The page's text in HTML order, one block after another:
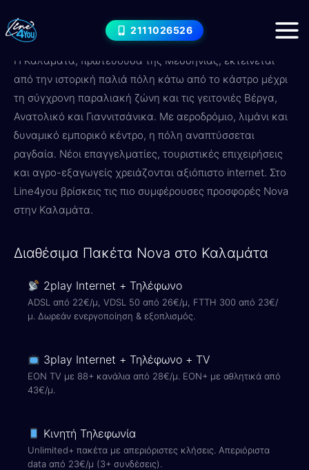
στο
περιεχόμενο
2111026526
Internet στο Καλαμάτα — Nova
Πακέτα & Τιμές 2026
Η Καλαμάτα, πρωτεύουσα της Μεσσηνίας, εκτείνεται
από την ιστορική παλιά πόλη κάτω από το κάστρο μέχρι
τη σύγχρονη παραλιακή ζώνη και τις γειτονιές Βέργα,
Ανατολικό και Γιαννιτσάνικα. Με αεροδρόμιο, λιμάνι και
δυναμικό εμπορικό κέντρο, η πόλη αναπτύσσεται
ραγδαία. Νέοι επαγγελματίες, τουριστικές επιχειρήσεις
και αγρο-εξαγωγείς χρειάζονται αξιόπιστο internet. Στο
Line4you βρίσκεις τις πιο συμφέρουσες προσφορές Nova
στην Καλαμάτα.
Διαθέσιμα Πακέτα Nova στο Καλαμάτα
2play Internet + Τηλέφωνο
ADSL από 22€/μ, VDSL 50 από 26€/μ, FTTH 300 από 23€/
μ. Δωρεάν ενεργοποίηση & εξοπλισμός.
3play Internet + Τηλέφωνο + TV
EON TV με 88+ κανάλια από 28€/μ. EON+ με αθλητικά από
43€/μ.
Κινητή Τηλεφωνία
Unlimited+ πακέτα με απεριόριστες κλήσεις. Απεριόριστα
data από 23€/μ (3+ συνδέσεις).